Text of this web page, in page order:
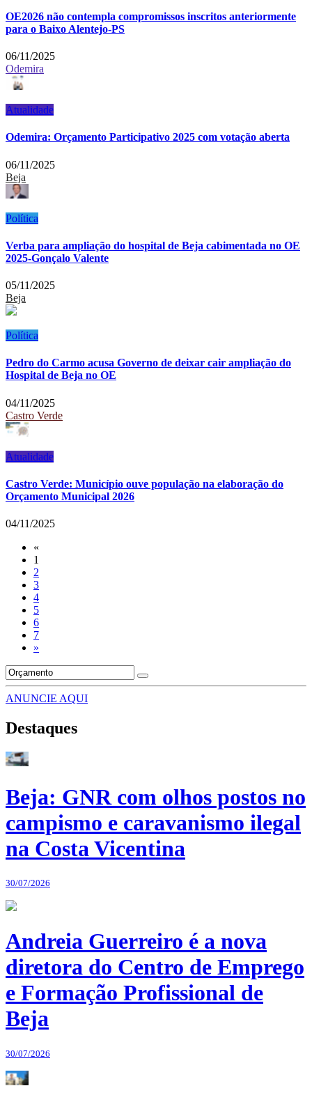
OE2026 não contempla compromissos inscritos anteriormente
para o Baixo Alentejo-PS
06/11/2025
Odemira
Atualidade
Odemira: Orçamento Participativo 2025 com votação aberta
06/11/2025
Beja
Política
Verba para ampliação do hospital de Beja cabimentada no OE
2025-Gonçalo Valente
05/11/2025
Beja
Política
Pedro do Carmo acusa Governo de deixar cair ampliação do
Hospital de Beja no OE
04/11/2025
Castro Verde
Atualidade
Castro Verde: Município ouve população na elaboração do
Orçamento Municipal 2026
04/11/2025
«
1
2
3
4
5
6
7
»
ANUNCIE AQUI
Destaques
Beja: GNR com olhos postos no
campismo e caravanismo ilegal
na Costa Vicentina
30/07/2026
Andreia Guerreiro é a nova
diretora do Centro de Emprego
e Formação Profissional de
Beja
30/07/2026